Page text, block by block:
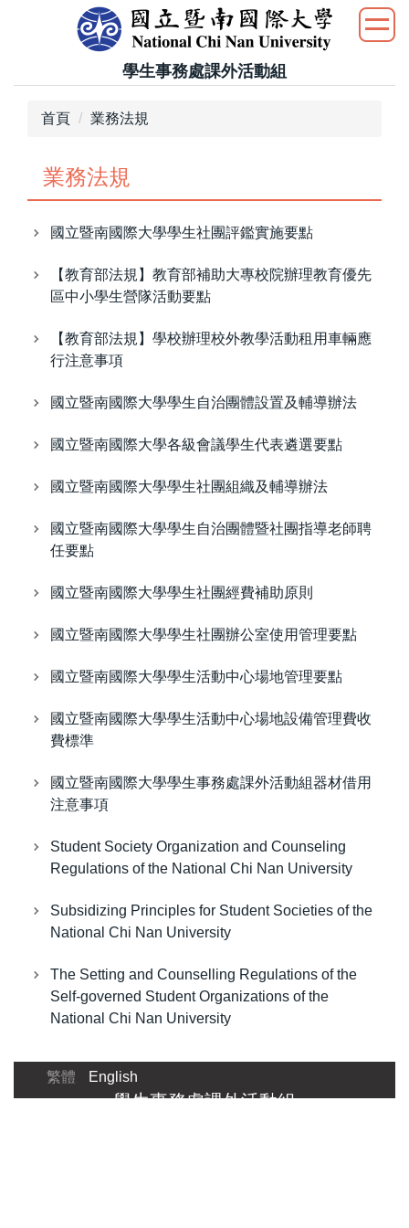
學生事務處課外活動組
首頁 業務法規
業務法規
國立暨南國際大學學生社團評鑑實施要點
【教育部法規】教育部補助大專校院辦理教育優先
區中小學生營隊活動要點
【教育部法規】學校辦理校外教學活動租用車輛應
行注意事項
國立暨南國際大學學生自治團體設置及輔導辦法
國立暨南國際大學各級會議學生代表遴選要點
國立暨南國際大學學生社團組織及輔導辦法
國立暨南國際大學學生自治團體暨社團指導老師聘
任要點
國立暨南國際大學學生社團經費補助原則
國立暨南國際大學學生社團辦公室使用管理要點
國立暨南國際大學學生活動中心場地管理要點
國立暨南國際大學學生活動中心場地設備管理費收
費標準
國立暨南國際大學學生事務處課外活動組器材借用
注意事項
Student Society Organization and Counseling
Regulations of the National Chi Nan University
Subsidizing Principles for Student Societies of the
National Chi Nan University
The Setting and Counselling Regulations of the
Self-governed Student Organizations of the
National Chi Nan University
繁體 English
學生事務處課外活動組